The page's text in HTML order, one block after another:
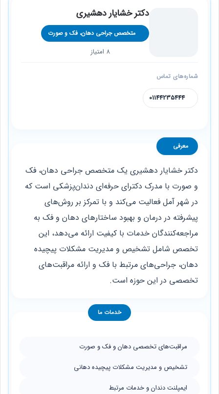
دکتر خشایار دهشیری
متخصص جراحی دهان، فک و صورت
8 امتیاز
شماره‌های تماس
01144235444
معرفی
دکتر خشایار دهشیری یک متخصص جراحی دهان، فک
و صورت با مدرک دکترای حرفه‌ای دندان‌پزشکی است که
در شهر آمل فعالیت می‌کند و با تمرکز بر روش‌های
پیشرفته در درمان و بهبود ساختارهای دهان و فک به
مراجعه‌کنندگان خدمات با کیفیت ارائه می‌دهد، این
تخصص شامل تشخیص و مدیریت مشکلات پیچیده
دهان، جراحی‌های مرتبط با فک و ارائه مراقبت‌های
تخصصی در این حوزه است.
خدمات ما
مراقبت‌های تخصصی دهان و فک و صورت
تشخیص و مدیریت مشکلات پیچیده دهانی
ایمپلنت دندان و خدمات مرتبط